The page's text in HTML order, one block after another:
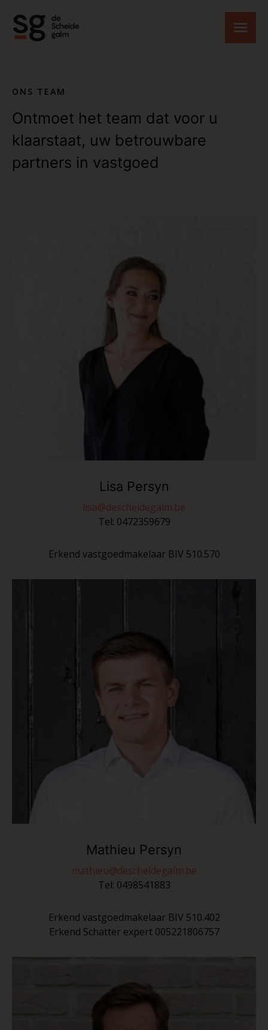
ONS TEAM
Ontmoet het team dat voor u
klaarstaat, uw betrouwbare
partners in vastgoed
Lisa Persyn
lisa@descheldegalm.be
Tel: 0472359679
Erkend vastgoedmakelaar BIV 510.570
Mathieu Persyn
mathieu@descheldegalm.be
Tel: 0498541883
Erkend vastgoedmakelaar BIV 510.402
Erkend Schatter expert 005221806757